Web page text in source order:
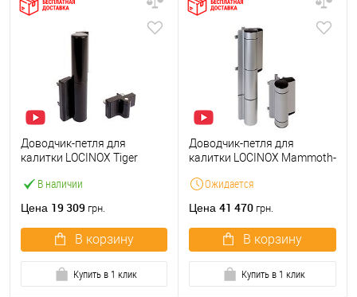
В наличии
Доводчик-петля для
калитки LOCINOX Tiger
Цена 19 309 грн.
В корзину
Купить в 1 клик
Ожидается
Доводчик-петля для
калитки LOCINOX Mammoth-
Цена 41 470 грн.
В корзину
Купить в 1 клик